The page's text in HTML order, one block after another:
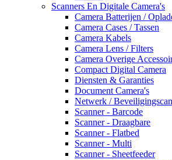
Scanners En Digitale Camera's
Camera Batterijen /
Camera Cases / Tassen
Camera Kabels
Camera Lens / Filters
Camera Overige
Compact Digital Camera
Diensten & Garanties
Document Camera's
Netwerk /
Scanner - Barcode
Scanner - Draagbare
Scanner - Flatbed
Scanner - Multi
Scanner - Sheetfeeder